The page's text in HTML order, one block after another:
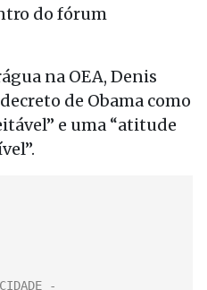
do fórum
na OEA, Denis
de Obama como
e uma “atitude